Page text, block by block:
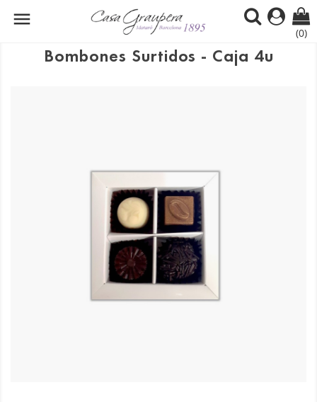

(0)
Bombones Surtidos - Caja 4u